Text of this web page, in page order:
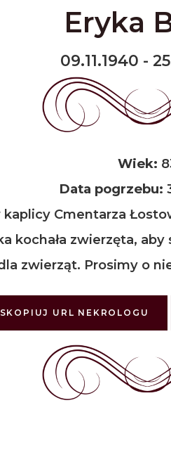
Eryka
09.11.1940 -
Wiek:
Data pogrzebu:
kaplicy Cmentarza
kochała zwierzęta,
zwierząt. Prosimy o
SKOPIUJ URL NEKROLOGU